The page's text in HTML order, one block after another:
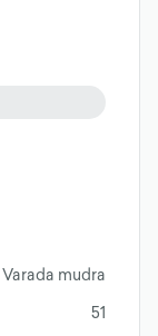
Varada mudra
51